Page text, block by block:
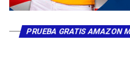
con Beto Zabaleta y Jorge
Para Juancho todas las cosas
PRUEBA GRATIS AMAZON